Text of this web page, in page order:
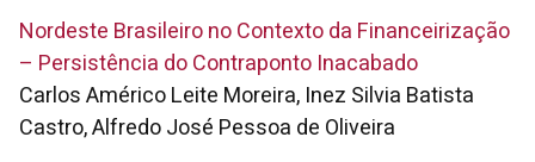
Nordeste Brasileiro no Contexto da Financeirização
– Persistência do Contraponto Inacabado
Carlos Américo Leite Moreira, Inez Silvia Batista
Castro, Alfredo José Pessoa de Oliveira